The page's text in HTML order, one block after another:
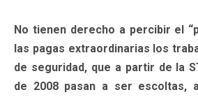
No tienen derecho a percibir el
las pagas extraordinarias los
de seguridad, que a partir de la
de 2008 pasan a ser escoltas,